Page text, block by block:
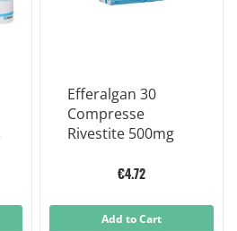
Efferalgan 30
Compresse
Rivestite 500mg
€4.72
Add to Cart